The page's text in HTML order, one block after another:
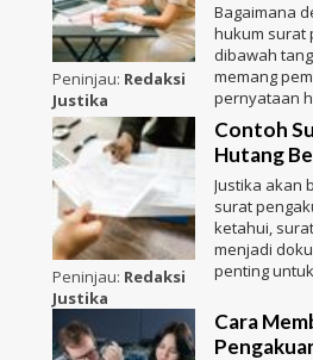
Peninjau: Redaksi
Justika
Bagaimana
hukum surat
dibawah
memang
pernyataan
bersama den
Peninjau: Redaksi
Justika
Contoh
Hutang
Justika akan
surat
ketahui,
menjadi
penting
Cara